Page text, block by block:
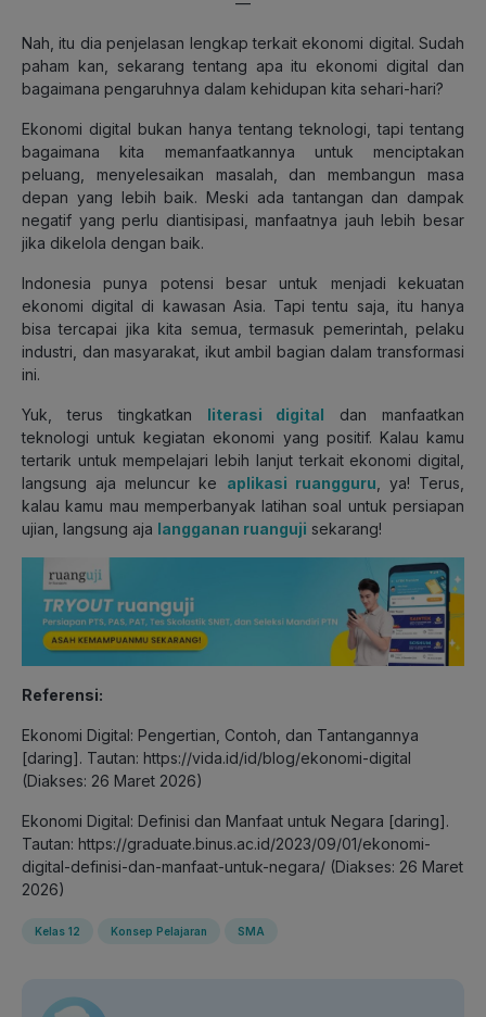
Nah, itu dia penjelasan lengkap terkait ekonomi digital. Sudah
paham kan, sekarang tentang apa itu ekonomi digital dan
bagaimana pengaruhnya dalam kehidupan kita sehari-hari?
Ekonomi digital bukan hanya tentang teknologi, tapi tentang
bagaimana kita memanfaatkannya untuk menciptakan
peluang, menyelesaikan masalah, dan membangun masa
depan yang lebih baik. Meski ada tantangan dan dampak
negatif yang perlu diantisipasi, manfaatnya jauh lebih besar
jika dikelola dengan baik.
Indonesia punya potensi besar untuk menjadi kekuatan
ekonomi digital di kawasan Asia. Tapi tentu saja, itu hanya
bisa tercapai jika kita semua, termasuk pemerintah, pelaku
industri, dan masyarakat, ikut ambil bagian dalam transformasi
ini.
Yuk, terus tingkatkan literasi digital dan manfaatkan
teknologi untuk kegiatan ekonomi yang positif. Kalau kamu
tertarik untuk mempelajari lebih lanjut terkait ekonomi digital,
langsung aja meluncur ke aplikasi ruangguru , ya! Terus,
kalau kamu mau memperbanyak latihan soal untuk persiapan
ujian, langsung aja langganan ruanguji sekarang!
Referensi:
Ekonomi Digital: Pengertian, Contoh, dan Tantangannya
[daring]. Tautan: https://vida.id/id/blog/ekonomi-digital
(Diakses: 26 Maret 2026)
Ekonomi Digital: Definisi dan Manfaat untuk Negara [daring].
Tautan: https://graduate.binus.ac.id/2023/09/01/ekonomi-
digital-definisi-dan-manfaat-untuk-negara/ (Diakses: 26 Maret
2026)
Kelas 12 Konsep Pelajaran SMA